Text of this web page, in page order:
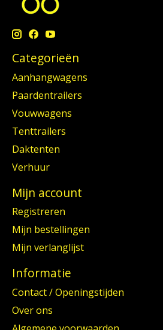
Categorieën
Aanhangwagens
Paardentrailers
Vouwwagens
Tenttrailers
Daktenten
Verhuur
Mijn account
Registreren
Mijn bestellingen
Mijn verlanglijst
Informatie
Contact / Openingstijden
Over ons